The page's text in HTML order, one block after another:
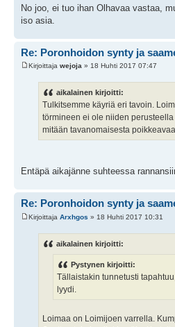
No joo, ei tuo ihan Olhavaa vastaa,
iso asia.
Re: Poronhoidon synty ja
Kirjoittaja wejoja » 18 Huhti 2017 07:47
aikalainen kirjoitti:
Tulkitsemme käyriä eri tavoin.
törmineen ei ole niiden
mitään tavanomaisesta
Entäpä aikajänne suhteessa
Re: Poronhoidon synty ja
Kirjoittaja Arxhgos » 18 Huhti 2017 10:31
aikalainen kirjoitti:
Pystynen kirjoitti:
Tällaistakin tunnetusti
lyydi.
Loimaa on Loimijoen varrella.